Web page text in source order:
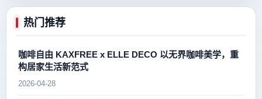
热门推荐
咖啡自由 KAXFREE x ELLE DECO 以无界咖啡美学，重
构居家生活新范式
2026-04-28